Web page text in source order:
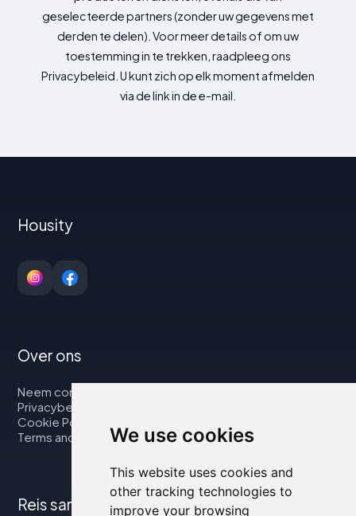
We use cookies
This website uses cookies and
other tracking technologies to
improve your browsing
geselecteerde partners (zonder uw gegevens met
derden te delen). Voor meer details of om uw
toestemming in te trekken, raadpleeg ons
Privacybeleid. U kunt zich op elk moment afmelden
via de link in de e-mail.
Housity
Over ons
Neem contact op met
Privacybeleid
Cookie Policy
Terms and Conditions
Reis samen met ons